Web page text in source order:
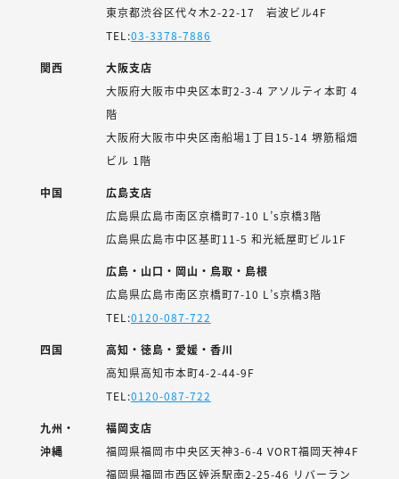
東京都渋谷区代々木2-22-17 岩波ビル4F
TEL:03-3378-7886
関西
大阪支店
大阪府大阪市中央区本町2-3-4 アソルティ本町 4
階
大阪府大阪市中央区南船場1丁目15-14 堺筋稲畑
ビル 1階
中国
広島支店
広島県広島市南区京橋町7-10 L’s京橋3階
広島県広島市中区基町11-5 和光紙屋町ビル1F
広島・山口・岡山・鳥取・島根
広島県広島市南区京橋町7-10 L’s京橋3階
TEL:0120-087-722
四国
高知・徳島・愛媛・香川
高知県高知市本町4-2-44-9F
TEL:0120-087-722
九州・
沖縄
福岡支店
福岡県福岡市中央区天神3-6-4 VORT福岡天神4F
福岡県福岡市西区姪浜駅南2-25-46 リバーラン